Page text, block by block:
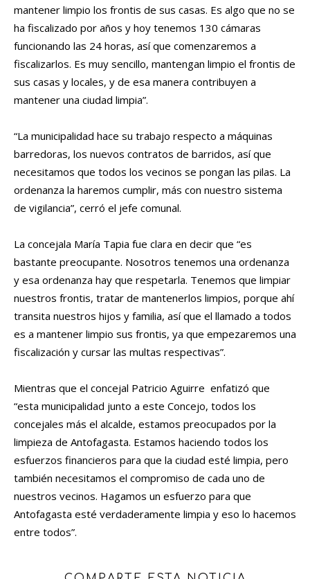
mantener limpio los frontis de sus casas. Es algo que no se
ha fiscalizado por años y hoy tenemos 130 cámaras
funcionando las 24 horas, así que comenzaremos a
fiscalizarlos. Es muy sencillo, mantengan limpio el frontis de
sus casas y locales, y de esa manera contribuyen a
mantener una ciudad limpia”.
“La municipalidad hace su trabajo respecto a máquinas
barredoras, los nuevos contratos de barridos, así que
necesitamos que todos los vecinos se pongan las pilas. La
ordenanza la haremos cumplir, más con nuestro sistema
de vigilancia”, cerró el jefe comunal.
La concejala María Tapia fue clara en decir que “es
bastante preocupante. Nosotros tenemos una ordenanza
y esa ordenanza hay que respetarla. Tenemos que limpiar
nuestros frontis, tratar de mantenerlos limpios, porque ahí
transita nuestros hijos y familia, así que el llamado a todos
es a mantener limpio sus frontis, ya que empezaremos una
fiscalización y cursar las multas respectivas”.
Mientras que el concejal Patricio Aguirre enfatizó que
“esta municipalidad junto a este Concejo, todos los
concejales más el alcalde, estamos preocupados por la
limpieza de Antofagasta. Estamos haciendo todos los
esfuerzos financieros para que la ciudad esté limpia, pero
también necesitamos el compromiso de cada uno de
nuestros vecinos. Hagamos un esfuerzo para que
Antofagasta esté verdaderamente limpia y eso lo hacemos
entre todos”.